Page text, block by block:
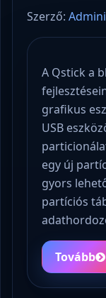
Szerző:
A Qstick a
grafikus
USB
egy új
gyors
partíciós
Tovább